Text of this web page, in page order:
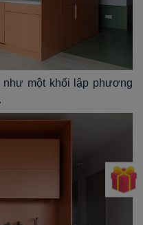
như một khối lập phương